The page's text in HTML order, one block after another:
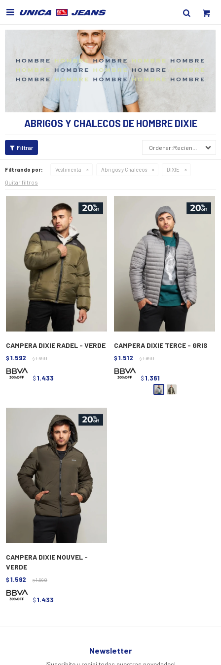

ABRIGOS Y CHALECOS DE HOMBRE DIXIE
Recientes
Filtrando por: Vestimenta Abrigos y Chalecos DIXIE
Quitar filtros
CAMPERA DIXIE RADEL - VERDE
$ 1.592 $ 1.990
$ 1.433
CAMPERA DIXIE TERCE - GRIS
$ 1.512 $ 1.890
$ 1.361
CAMPERA DIXIE NOUVEL -
VERDE
$ 1.592 $ 1.990
$ 1.433
Newsletter